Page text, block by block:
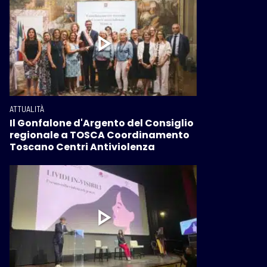
ATTUALITÀ
Il Gonfalone d'Argento del Consiglio
regionale a TOSCA Coordinamento
Toscano Centri Antiviolenza